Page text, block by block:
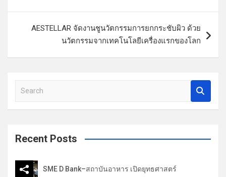
ว
AESTELLAR จัดงานชูนวัตกรรมการยกกระชับผิว ด้วย
นวัตกรรมจากเทคโนโลยีเครื่องแรกของโลก
a
c
Recent Posts
SME D Bank–สถาบันอาหาร เปิดยุทธศาสตร์